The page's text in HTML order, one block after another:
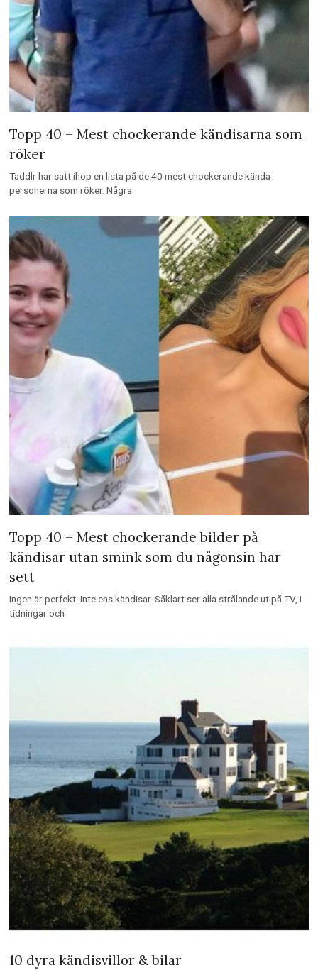
Topp 40 – Mest chockerande kändisarna som
röker
Taddlr har satt ihop en lista på de 40 mest chockerande kända
personerna som röker. Några
Topp 40 – Mest chockerande bilder på
kändisar utan smink som du någonsin har
sett
Ingen är perfekt. Inte ens kändisar. Såklart ser alla strålande ut på TV, i
tidningar och
10 dyra kändisvillor & bilar